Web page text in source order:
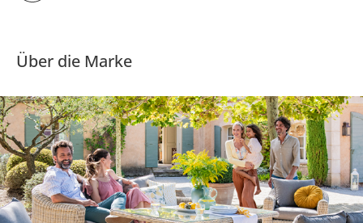
Über die Marke